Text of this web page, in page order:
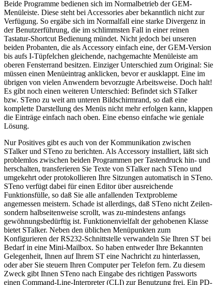
Beide Programme bedienen sich im Normalbetrieb der GEM-
Menüleiste. Diese steht bei Accessories aber bekanntlich nicht zur
Verfügung. So ergäbe sich im Normalfall eine starke Divergenz in
der Benutzerführung, die im schlimmsten Fall in einer reinen
Tastatur-Shortcut Bedienung mündet. Nicht jedoch bei unseren
beiden Probanten, die als Accessory einfach eine, der GEM-Version
bis aufs I-Tüpfelchen gleichende, nachgemachte Menüleiste am
oberen Fensterrand besitzen. Einziger Unterschied zum Original: Sie
müssen einen Menüeintrag anklicken, bevor er ausklappt. Eine im
übrigen von vielen Anwendern bevorzugte Arbeitsweise. Doch halt!
Es gibt noch einen weiteren Unterschied: Befindet sich STalker
bzw. STeno zu weit am unteren Bildschirmrand, so daß eine
komplette Darstellung des Menüs nicht mehr erfolgen kann, klappen
die Einträge einfach nach oben. Eine ebenso einfache wie geniale
Lösung.
Nur Positives gibt es auch von der Kommunikation zwischen
STalker und STeno zu berichten. Als Accessory installiert, läßt sich
problemlos zwischen beiden Programmen per Tastendruck hin- und
herschalten, transferieren Sie Texte von STalker nach STeno und
umgekehrt oder protokollieren Ihre Sitzungen automatisch in STeno.
STeno verfügt dabei für einen Editor über ausreichende
Funktionsfülle, so daß Sie alle anfallenden Textprobleme
angemessen meistern. Schade ist allerdings, daß STeno nicht Zeilen-
sondern halbseitenweise scrollt, was zu-mindestens anfangs
gewöhnungsbedürftig ist. Funktionenvielfalt der gehobenen Klasse
bietet STalker. Neben den üblichen Menüpunkten zum
Konfigurieren der RS232-Schnittstelle verwandeln Sie Ihren ST bei
Bedarf in eine Mini-Mailbox. So haben entweder Ihre Bekannten
Gelegenheit, Ihnen auf Ihrem ST eine Nachricht zu hinterlassen,
oder aber Sie steuern Ihren Computer per Telefon fern. Zu diesem
Zweck gibt Ihnen STeno nach Eingabe des richtigen Passworts
einen Command-Line-Interpreter (CLI) zur Benutzung frei. Ein PD-